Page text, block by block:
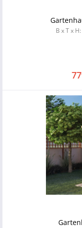
B x T x